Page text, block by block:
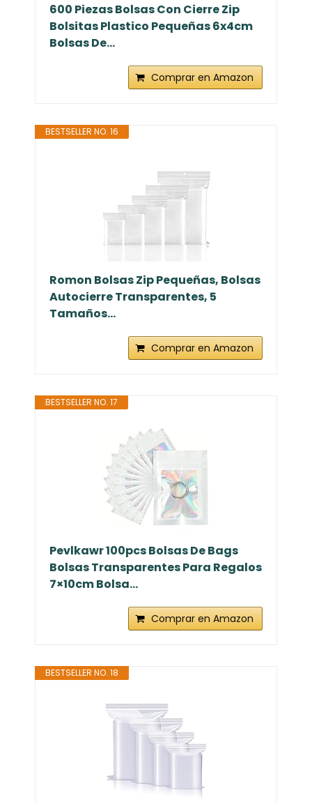
600 Piezas Bolsas Con Cierre Zip
Bolsitas Plastico Pequeñas 6x4cm
Bolsas De...
Comprar en Amazon
BESTSELLER NO. 16
Romon Bolsas Zip Pequeñas, Bolsas
Autocierre Transparentes, 5
Tamaños...
Comprar en Amazon
BESTSELLER NO. 17
Pevlkawr 100pcs Bolsas De Bags
Bolsas Transparentes Para Regalos
7×10cm Bolsa...
Comprar en Amazon
BESTSELLER NO. 18